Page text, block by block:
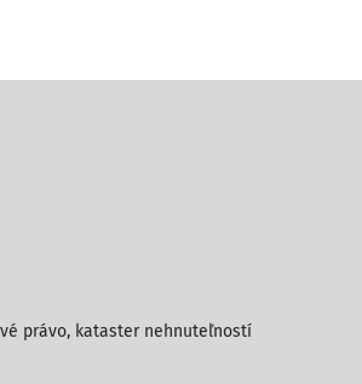
právo, kataster nehnuteľností